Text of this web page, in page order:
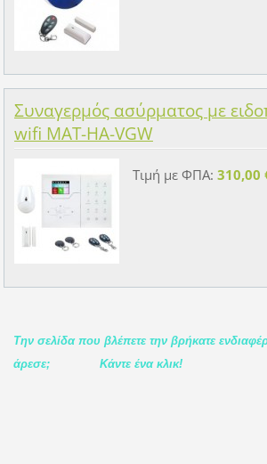
Συναγερμός ασύρματος με
wifi MAT-HA-VGW
Τιμή με ΦΠΑ: 310,00
Την σελίδα που βλέπετε την βρήκατε
άρεσε; Κάντε ένα κλικ!